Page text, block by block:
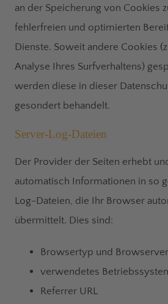
an der Speicherung von Cookies
fehlerfreien und optimierten
Dienste. Soweit andere Cookies
Analyse Ihres Surfverhaltens)
werden diese in dieser
gesondert behandelt.
Server-Log-Dateien
Der Provider der Seiten erhebt
automatisch Informationen in so
Log-Dateien, die Ihr Browser
übermittelt. Dies sind:
Browsertyp und
verwendetes
Referrer URL